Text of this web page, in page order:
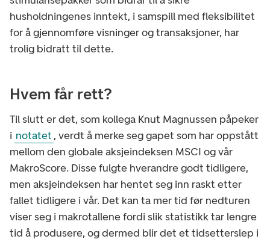
husholdningenes inntekt, i samspill med fleksibilitet
for å gjennomføre visninger og transaksjoner, har
trolig bidratt til dette.
Hvem får rett?
Til slutt er det, som kollega Knut Magnussen påpeker
i notatet , verdt å merke seg gapet som har oppstått
mellom den globale aksjeindeksen MSCI og vår
MakroScore. Disse fulgte hverandre godt tidligere,
men aksjeindeksen har hentet seg inn raskt etter
fallet tidligere i vår. Det kan ta mer tid før nedturen
viser seg i makrotallene fordi slik statistikk tar lengre
tid å produsere, og dermed blir det et tidsetterslep i